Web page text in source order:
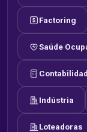
Factoring
Saúde
Indústria
Loteadoras